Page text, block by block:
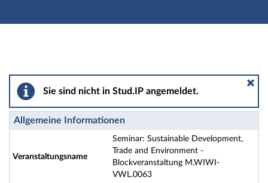
Hauptnavigation
Seminar: Sustainable Development, Trade and
Sie sind nicht in Stud.IP angemeldet.
Allgemeine Informationen
Veranstaltungsname
Seminar: Sustainable Development,
Trade and Environment -
Blockveranstaltung M.WIWI-
VWL.0063